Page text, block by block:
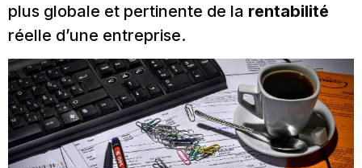
plus globale et pertinente de la rentabilité
réelle d’une entreprise.